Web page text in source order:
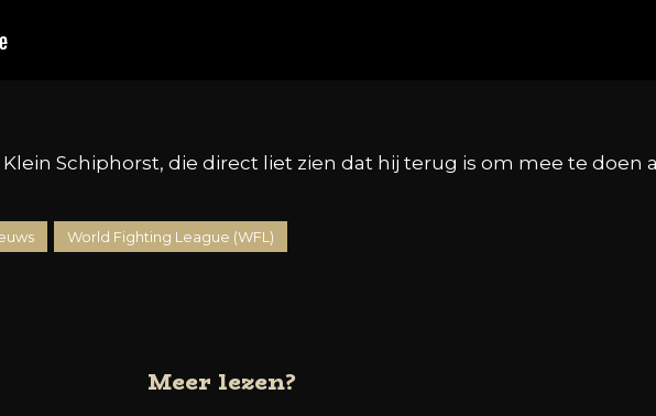
Schiphorst, die direct liet zien dat hij terug is om mee te doen
World Fighting League (WFL)
Meer lezen?